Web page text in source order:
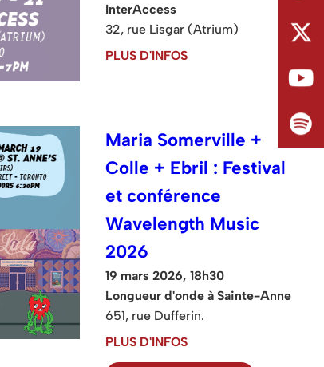
InterAccess
32, rue Lisgar (Atrium)
PLUS D'INFOS
Maria Somerville +
Colle + Ebril : Festival
et conférence
Wavelength Music
2026
19 mars 2026, 18h30
Longueur d'onde à Sainte-Anne
651, rue Dufferin.
PLUS D'INFOS